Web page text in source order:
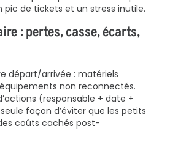
pic de tickets et un stress inutile.
: pertes, casse, écarts,
départ/arrivée : matériels
non reconnectés.
(responsable + date +
façon d’éviter que les petits
coûts cachés post-